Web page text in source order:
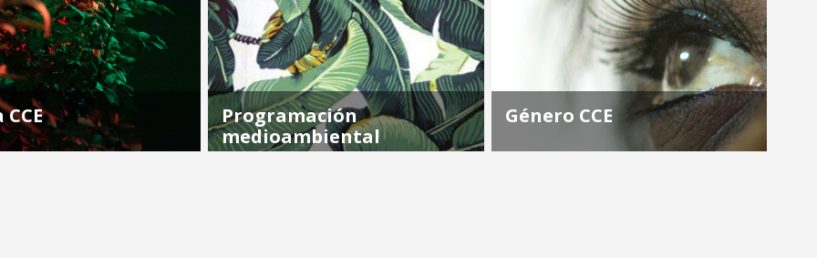
situada en la última planta
Programación
medioambiental
Género CCE
El Centro Cultural de España en